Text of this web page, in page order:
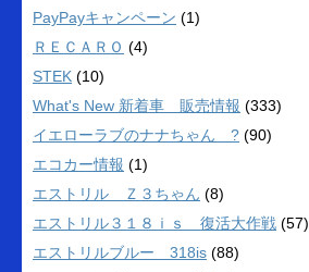
PayPayキャンペーン (1)
ＲＥＣＡＲＯ (4)
STEK (10)
What's New 新着車 販売情報 (333)
イエローラブのナナちゃん ? (90)
エコカー情報 (1)
エストリル Ｚ３ちゃん (8)
エストリル３１８ｉｓ 復活大作戦 (57)
エストリルブルー 318is (88)